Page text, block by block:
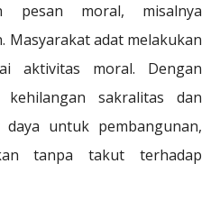
pesan moral, misalnya
Masyarakat adat melakukan
aktivitas moral. Dengan
sakralitas dan
untuk pembangunan,
tanpa takut terhadap